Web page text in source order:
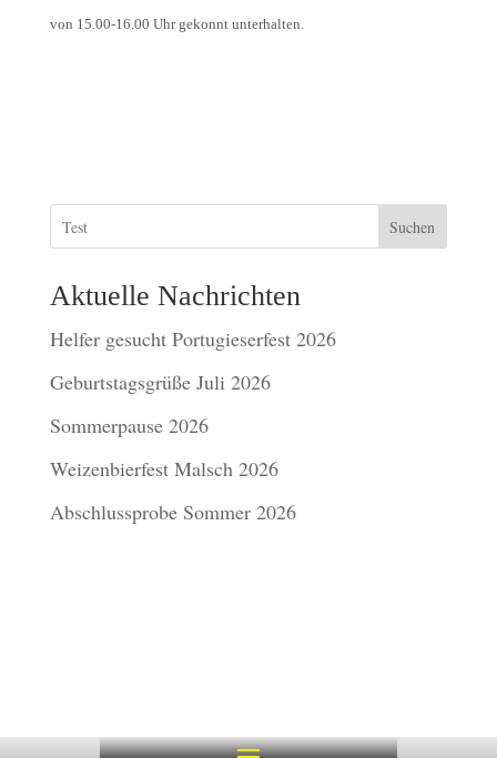
von 15.00-16.00 Uhr gekonnt unterhalten.
Suchen
Aktuelle Nachrichten
Helfer gesucht Portugieserfest 2026
Geburtstagsgrüße Juli 2026
Sommerpause 2026
Weizenbierfest Malsch 2026
Abschlussprobe Sommer 2026